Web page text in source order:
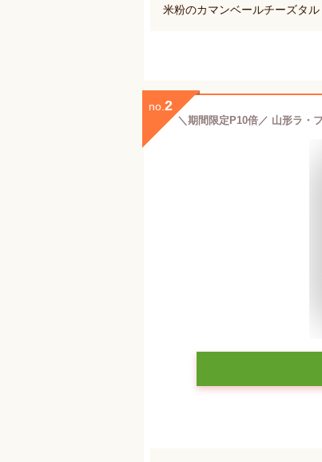
米粉のカマンベールチーズタ
no. 2